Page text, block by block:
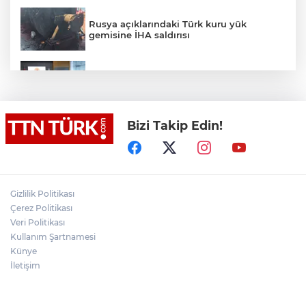
Rusya açıklarındaki Türk kuru yük
gemisine İHA saldırısı
Lukaku Fener’e mi, Beşiktaş’a mı geliyor?
Rojin Kabaiş, Hiranur Nilgün Aygar ve
Kıvanç Uman’ın ailelerini hedef alam
Bizi Takip Edin!
Gizlilik Politikası
Çerez Politikası
Veri Politikası
Kullanım Şartnamesi
Künye
İletişim